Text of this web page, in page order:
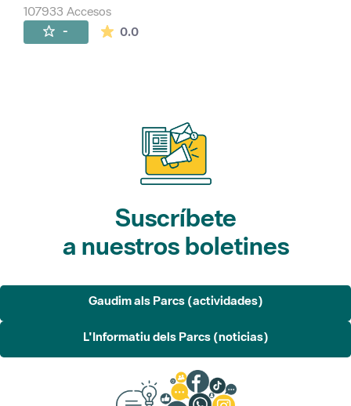
107933 Accesos
- 0.0La valoración media es de 0 estrellas de
Suscríbete
a nuestros boletines
Gaudim als Parcs (actividades)
L'Informatiu dels Parcs (noticias)